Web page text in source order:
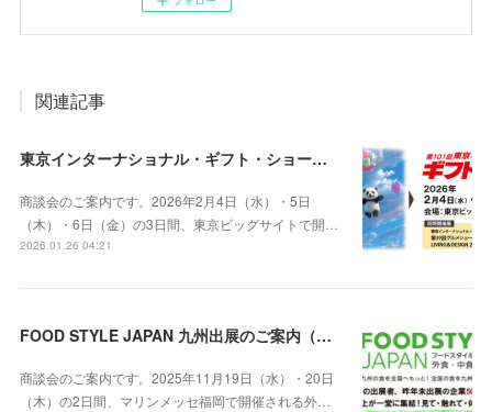
関連記事
東京インターナショナル・ギフト・ショー春2026 / グルメショー春2026出展のご案内（2026年2月4日～6日）
商談会のご案内です。2026年2月4日（水）・5日
（木）・6日（金）の3日間、東京ビッグサイトで開…
2026.01.26 04:21
FOOD STYLE JAPAN 九州出展のご案内（2025年11月19日・20日 マリンメッセ福岡）
商談会のご案内です。2025年11月19日（水）・20日
（木）の2日間、マリンメッセ福岡で開催される外…